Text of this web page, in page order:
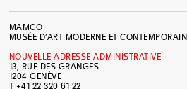
MAMCO
MUSÉE D’ART MODERNE ET CONTEMPORAIN
NOUVELLE ADRESSE ADMINISTRATIVE
13, RUE DES GRANGES
1204 GENÈVE
T +41 22 320 61 22